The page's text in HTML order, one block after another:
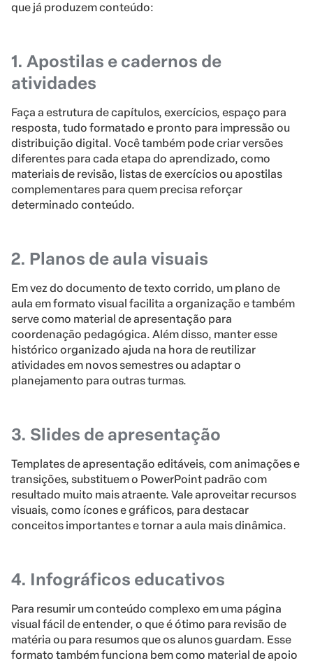
que já produzem conteúdo:
1. Apostilas e cadernos de
atividades
Faça a estrutura de capítulos, exercícios, espaço para
resposta, tudo formatado e pronto para impressão ou
distribuição digital. Você também pode criar versões
diferentes para cada etapa do aprendizado, como
materiais de revisão, listas de exercícios ou apostilas
complementares para quem precisa reforçar
determinado conteúdo.
2. Planos de aula visuais
Em vez do documento de texto corrido, um plano de
aula em formato visual facilita a organização e também
serve como material de apresentação para
coordenação pedagógica. Além disso, manter esse
histórico organizado ajuda na hora de reutilizar
atividades em novos semestres ou adaptar o
planejamento para outras turmas.
3. Slides de apresentação
Templates de apresentação editáveis, com animações e
transições, substituem o PowerPoint padrão com
resultado muito mais atraente. Vale aproveitar recursos
visuais, como ícones e gráficos, para destacar
conceitos importantes e tornar a aula mais dinâmica.
4. Infográficos educativos
Para resumir um conteúdo complexo em uma página
visual fácil de entender, o que é ótimo para revisão de
matéria ou para resumos que os alunos guardam. Esse
formato também funciona bem como material de apoio